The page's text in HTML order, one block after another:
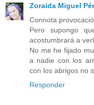
Zoraida Miguel
Connota
Pero supongo
acostumbrará a
No me he fijado
a nadie con los
con los abrigos no
Responder